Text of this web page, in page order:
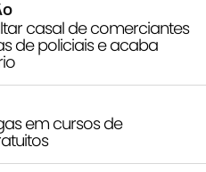
casal de comerciantes
de policiais e acaba
em cursos de